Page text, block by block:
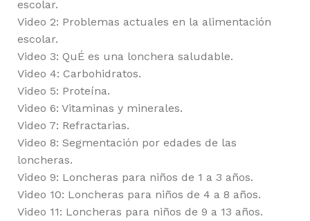
escolar.
Video 2: Problemas actuales en la alimentación
escolar.
Video 3: QuÉ es una lonchera saludable.
Video 4: Carbohidratos.
Video 5: Proteína.
Video 6: Vitaminas y minerales.
Video 7: Refractarias.
Video 8: Segmentación por edades de las
loncheras.
Video 9: Loncheras para niños de 1 a 3 años.
Video 10: Loncheras para niños de 4 a 8 años.
Video 11: Loncheras para niños de 9 a 13 años.